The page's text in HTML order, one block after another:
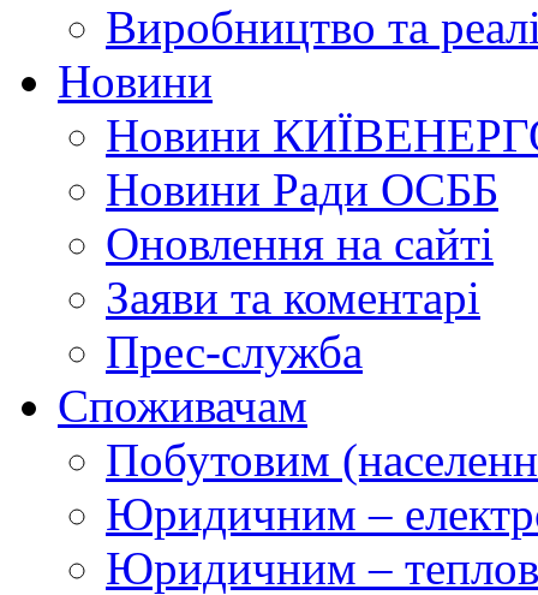
Виробництво та
Новини
Новини
Новини Ради ОСББ
Оновлення на сайті
Заяви та коментарі
Прес-служба
Споживачам
Побутовим
Юридичним –
Юридичним –